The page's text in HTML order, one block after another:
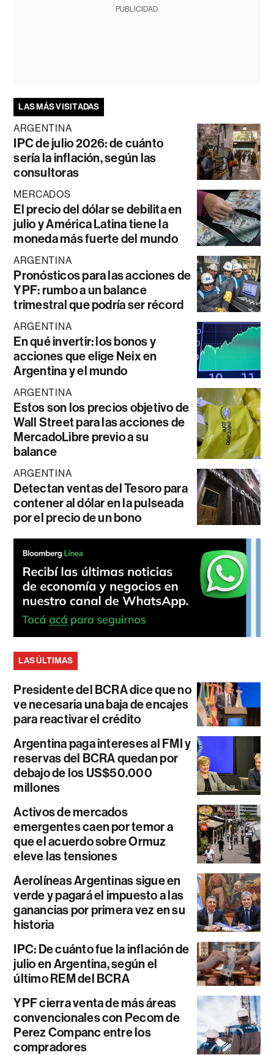
PUBLICIDAD
LAS MÁS VISITADAS
ARGENTINA
IPC de julio 2026: de cuánto
sería la inflación, según las
consultoras
MERCADOS
El precio del dólar se debilita en
julio y América Latina tiene la
moneda más fuerte del mundo
ARGENTINA
Pronósticos para las acciones de
YPF: rumbo a un balance
trimestral que podría ser récord
ARGENTINA
En qué invertir: los bonos y
acciones que elige Neix en
Argentina y el mundo
ARGENTINA
Estos son los precios objetivo de
Wall Street para las acciones de
MercadoLibre previo a su
balance
ARGENTINA
Detectan ventas del Tesoro para
contener al dólar en la pulseada
por el precio de un bono
LAS ÚLTIMAS
Presidente del BCRA dice que no
ve necesaria una baja de encajes
para reactivar el crédito
Argentina paga intereses al FMI y
reservas del BCRA quedan por
debajo de los US$50.000
millones
Activos de mercados
emergentes caen por temor a
que el acuerdo sobre Ormuz
eleve las tensiones
Aerolíneas Argentinas sigue en
verde y pagará el impuesto a las
ganancias por primera vez en su
historia
IPC: De cuánto fue la inflación de
julio en Argentina, según el
último REM del BCRA
YPF cierra venta de más áreas
convencionales con Pecom de
Perez Companc entre los
compradores